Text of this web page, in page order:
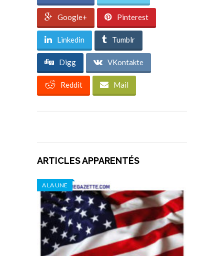
Google+ Pinterest
Linkedin Tumblr
Digg VKontakte
Reddit Mail
ARTICLES APPARENTÉS
A LA UNE